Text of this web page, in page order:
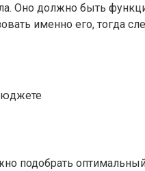
Оно должно быть
именно его, тогда
подобрать